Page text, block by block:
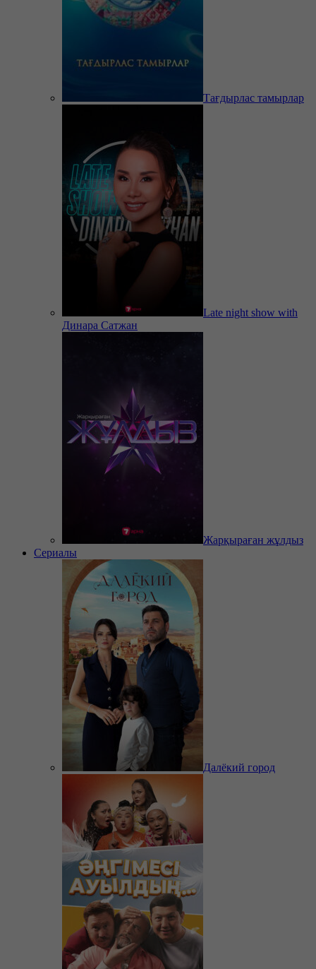
Тағдырлас тамырлар
Late night show with
Динара Сатжан
Жарқыраған жұлдыз
Сериалы
Далёкий город